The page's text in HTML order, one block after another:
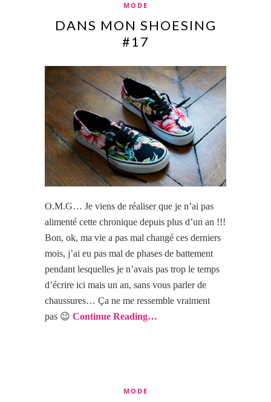
MODE
DANS MON SHOESING
#17
O.M.G… Je viens de réaliser que je n’ai pas
alimenté cette chronique depuis plus d’un an !!!
Bon, ok, ma vie a pas mal changé ces derniers
mois, j’ai eu pas mal de phases de battement
pendant lesquelles je n’avais pas trop le temps
d’écrire ici mais un an, sans vous parler de
chaussures… Ça ne me ressemble vraiment
pas 😉 Continue Reading…
MODE